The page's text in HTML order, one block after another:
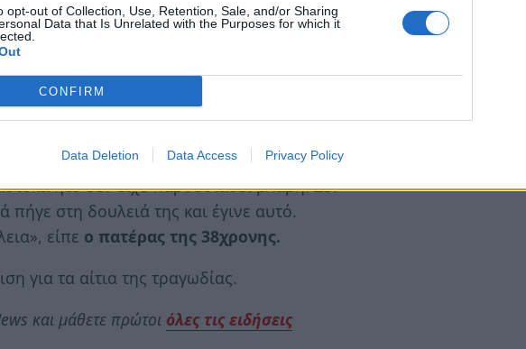
opt-out of Collection, Use, Retention, Sale, and/or Sharing
Data that Is Unrelated with the Purposes for which it
CONFIRM
Data Deletion Data Access Privacy Policy
καπνό, σταμάτησε εδώ, χτυπάει στον
οδηγού, τρέχει ο γιος μου να την
το παρανάλωμα και δεν μπορούσε να
«Προσπάθησαν τα παιδιά να την
φωτιά».
δεν είχε παρουσιάσει βλάβη. Δεν
στη δουλειά της και έγινε αυτό.
είπε ο πατέρας της 38χρονης.
για τα αίτια της τραγωδίας.
και μάθετε πρώτοι όλες τις ειδήσεις